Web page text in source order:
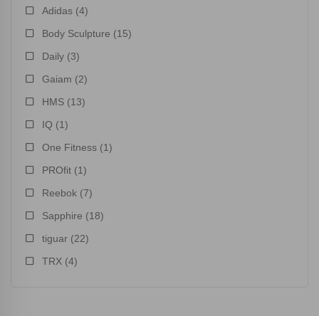
Adidas (4)
Body Sculpture (15)
Daily (3)
Gaiam (2)
HMS (13)
IQ (1)
One Fitness (1)
PROfit (1)
Reebok (7)
Sapphire (18)
tiguar (22)
TRX (4)